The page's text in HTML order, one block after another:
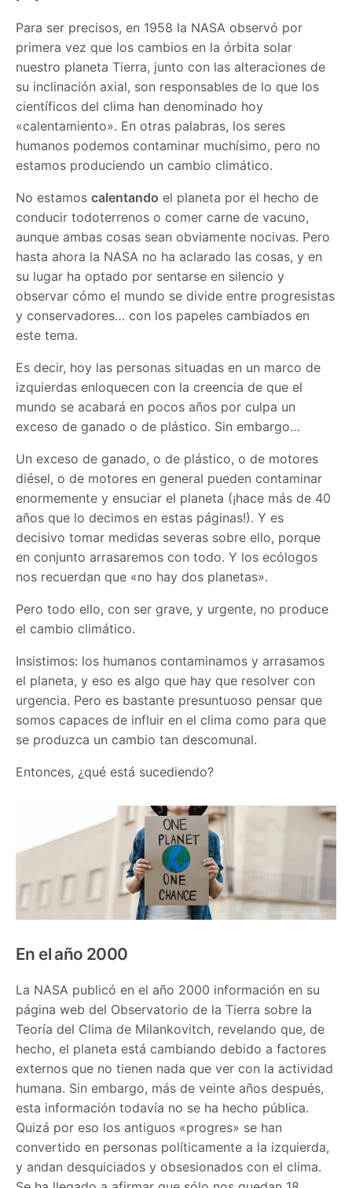
Para ser precisos, en 1958 la NASA observó por
primera vez que los cambios en la órbita solar
nuestro planeta Tierra, junto con las alteraciones de
su inclinación axial, son responsables de lo que los
científicos del clima han denominado hoy
«calentamiento». En otras palabras, los seres
humanos podemos contaminar muchísimo, pero no
estamos produciendo un cambio climático.
No estamoscalentando el planeta por el hecho de
conducir todoterrenos o comer carne de vacuno,
aunque ambas cosas sean obviamente nocivas. Pero
hasta ahora la NASA no ha aclarado las cosas, y en
su lugar ha optado por sentarse en silencio y
observar cómo el mundo se divide entre progresistas
y conservadores… con los papeles cambiados en
este tema.
Es decir, hoy las personas situadas en un marco de
izquierdas enloquecen con la creencia de que el
mundo se acabará en pocos años por culpa un
exceso de ganado o de plástico. Sin embargo…
Un exceso de ganado, o de plástico, o de motores
diésel, o de motores en general pueden contaminar
enormemente y ensuciar el planeta (¡hace más de 40
años que lo decimos en estas páginas!). Y es
decisivo tomar medidas severas sobre ello, porque
en conjunto arrasaremos con todo. Y los ecólogos
nos recuerdan que «no hay dos planetas».
Pero todo ello, con ser grave, y urgente, no produce
el cambio climático.
Insistimos: los humanos contaminamos y arrasamos
el planeta, y eso es algo que hay que resolver con
urgencia. Pero es bastante presuntuoso pensar que
somos capaces de influir en el clima como para que
se produzca un cambio tan descomunal.
Entonces, ¿qué está sucediendo?
En el año 2000
La NASA publicó en el año 2000 información en su
página web del Observatorio de la Tierra sobre la
Teoría del Clima de Milankovitch, revelando que, de
hecho, el planeta está cambiando debido a factores
externos que no tienen nada que ver con la actividad
humana. Sin embargo, más de veinte años después,
esta información todavía no se ha hecho pública.
Quizá por eso los antiguos «progres» se han
convertido en personas políticamente a la izquierda,
y andan desquiciados y obsesionados con el clima.